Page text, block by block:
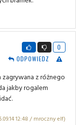
0
ODPOWIEDZ
zagrywana z różnego
jakby rogalem
12:48 / mroczny elf)